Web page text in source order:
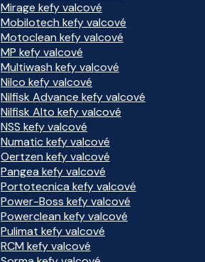
Mirage kefy valcové
Mobilotech kefy valcové
Motoclean kefy valcové
MP kefy valcové
Multiwash kefy valcové
Nilco kefy valcové
Nilfisk Advance kefy valcové
Nilfisk Alto kefy valcové
NSS kefy valcové
Numatic kefy valcové
Oertzen kefy valcové
Pangea kefy valcové
Portotecnica kefy valcové
Power-Boss kefy valcové
Powerclean kefy valcové
Pulimat kefy valcové
RCM kefy valcové